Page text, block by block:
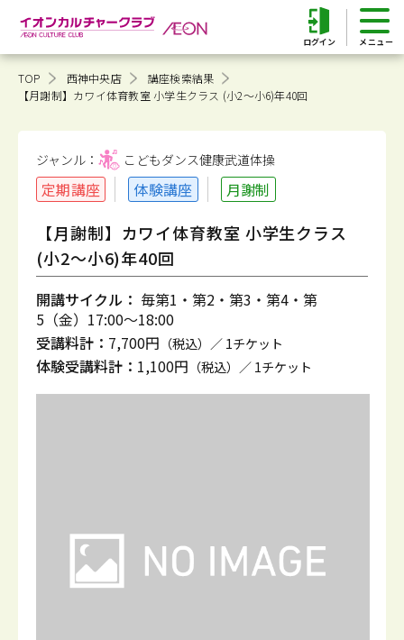
ログイン
TOP 西神中央店
講座検索結果
【月謝制】カワイ体育教室 小学生クラス (小2～小6)年40回
ジャンル： こどもダンス健康武道体操
定期講座 体験講座 月謝制
【月謝制】カワイ体育教室 小学生クラス
(小2～小6)年40回
開講サイクル： 毎第1・第2・第3・第4・第
5（金）17:00～18:00
受講料計： 7,700円 （税込）／ 1チケット
体験受講料計： 1,100円 （税込）／ 1チケット